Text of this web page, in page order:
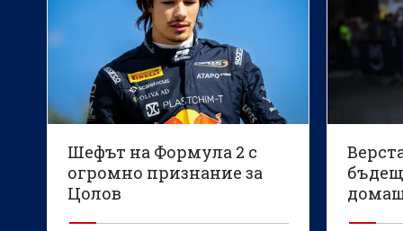
Шефът на Формула 2 с
огромно признание за
Цолов